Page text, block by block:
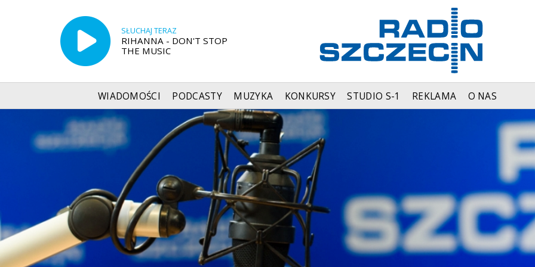
SŁUCHAJ TERAZ
RIHANNA - DON'T STOP
THE MUSIC
WIADOMOŚCI PODCASTY MUZYKA KONKURSY STUDIO S-1 REKLAMA O NAS